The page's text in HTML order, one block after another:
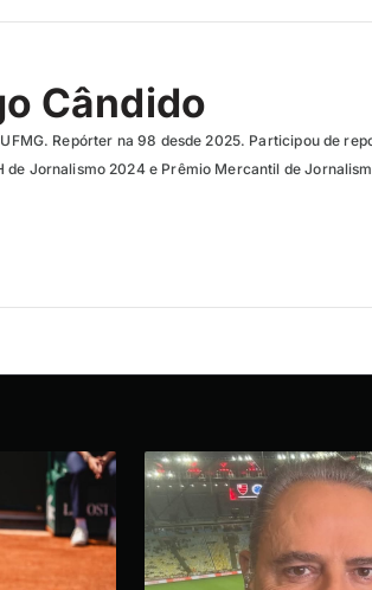
Cândido
Repórter na 98 desde 2025. Participou de
de Jornalismo 2024 e Prêmio Mercantil de